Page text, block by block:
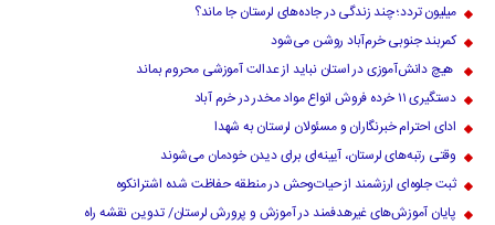
میلیون تردد؛ چند زندگی در جاده‌های لرستان جا ماند؟
کمربند جنوبی خرم‌‌آباد روشن می‌شود
هیچ دانش‌آموزی در استان نباید از عدالت آموزشی محروم بماند
دستگیری ۱۱ خرده فروش انواع مواد مخدر در خرم آباد
ادای احترام خبرنگاران و مسئولان لرستان به شهدا
وقتی رتبه‌های لرستان، آیینه‌ای برای دیدن خودمان می‌شوند
ثبت جلوه‌ای ارزشمند از حیات‌وحش در منطقه حفاظت شده اشترانکوه
پایان آموزش‌های غیرهدفمند در آموزش و پرورش لرستان/ تدوین نقشه راه